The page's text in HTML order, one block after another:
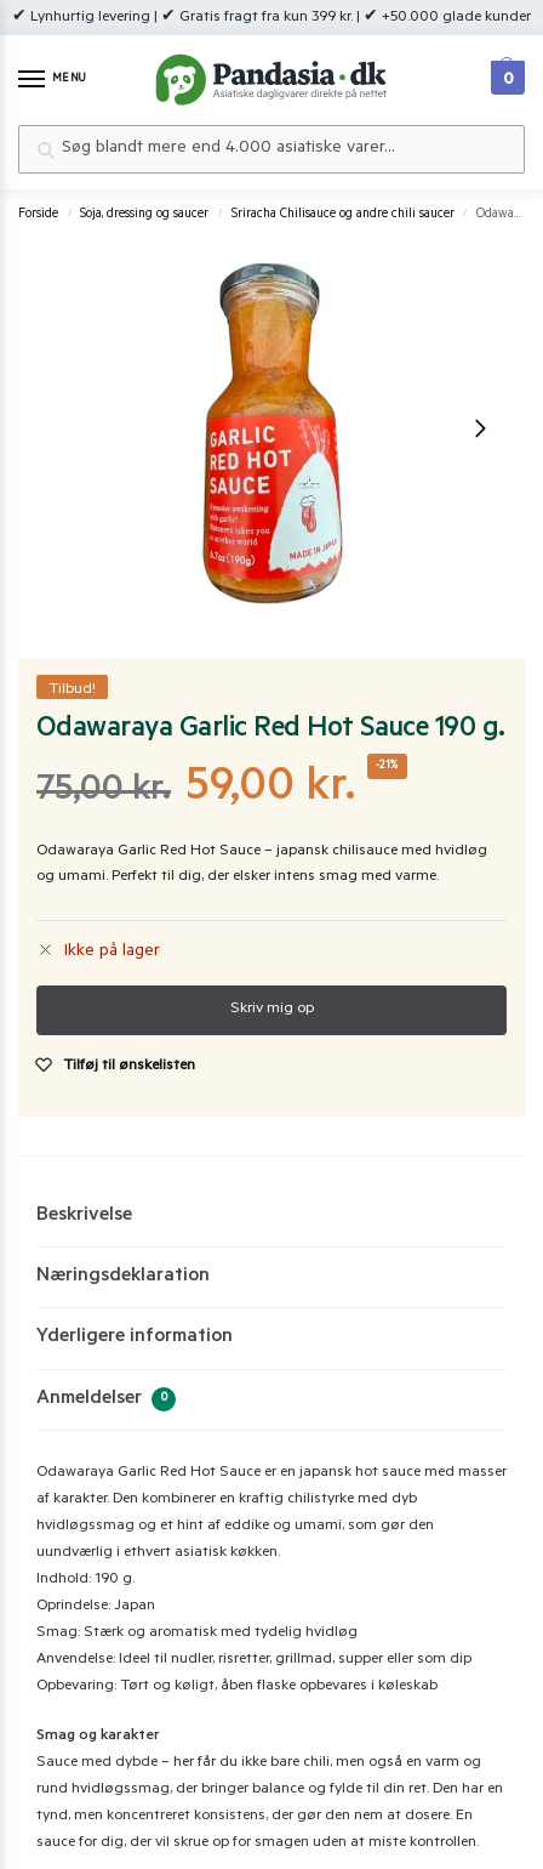
✔ Lynhurtig levering | ✔ Gratis fragt fra kun 399 kr. | ✔ +50.000 glade kunder
MENU 0
Forside / Soja, dressing og saucer / Sriracha Chilisauce og andre chili saucer / Odawaraya Garlic Red Hot Sauce 190 g.
Tilbud!
Odawaraya Garlic Red Hot Sauce 190 g.
75,00kr. 59,00 kr. -21%
Odawaraya Garlic Red Hot Sauce – japansk chilisauce med hvidløg
og umami. Perfekt til dig, der elsker intens smag med varme.
Ikke på lager
Tilføj til ønskelisten
Beskrivelse
Næringsdeklaration
Yderligere information
Anmeldelser 0
Odawaraya Garlic Red Hot Sauce er en japansk hot sauce med masser
af karakter. Den kombinerer en kraftig chilistyrke med dyb
hvidløgssmag og et hint af eddike og umami, som gør den
uundværlig i ethvert asiatisk køkken.
Indhold: 190 g.
Oprindelse: Japan
Smag: Stærk og aromatisk med tydelig hvidløg
Anvendelse: Ideel til nudler, risretter, grillmad, supper eller som dip
Opbevaring: Tørt og køligt, åben flaske opbevares i køleskab
Smag og karakter
Sauce med dybde – her får du ikke bare chili, men også en varm og
rund hvidløgssmag, der bringer balance og fylde til din ret. Den har en
tynd, men koncentreret konsistens, der gør den nem at dosere. En
sauce for dig, der vil skrue op for smagen uden at miste kontrollen.